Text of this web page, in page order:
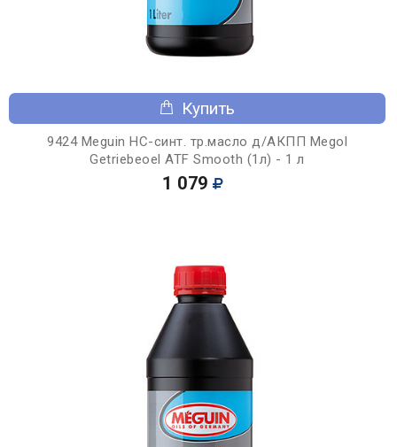
Купить
9424 Meguin НС-синт. тр.масло д/АКПП Megol
Getriebeoel ATF Smooth (1л) - 1 л
1 079